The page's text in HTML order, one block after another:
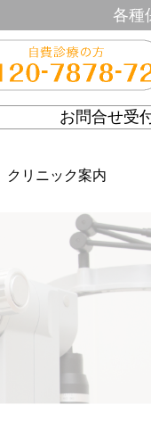
各種
お問合せ受
クリニック案内